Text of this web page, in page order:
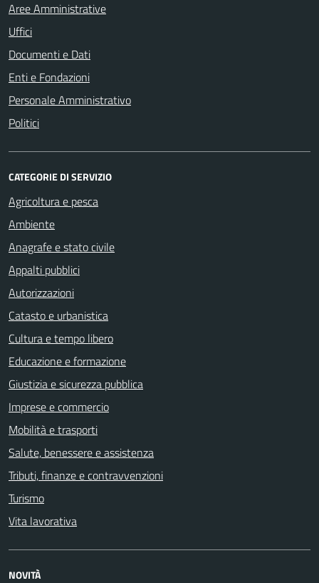
Aree Amministrative
Uffici
Documenti e Dati
Enti e Fondazioni
Personale Amministrativo
Politici
CATEGORIE DI SERVIZIO
Agricoltura e pesca
Ambiente
Anagrafe e stato civile
Appalti pubblici
Autorizzazioni
Catasto e urbanistica
Cultura e tempo libero
Educazione e formazione
Giustizia e sicurezza pubblica
Imprese e commercio
Mobilità e trasporti
Salute, benessere e assistenza
Tributi, finanze e contravvenzioni
Turismo
Vita lavorativa
NOVITÀ